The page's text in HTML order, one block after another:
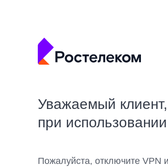
Уважаемый
при
Пожалуйста, отключите VPN